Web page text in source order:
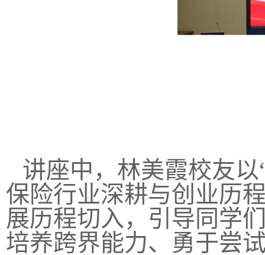
讲座中，林美霞校友
保险行业深耕与创业历
展历程切入，引导同学
培养跨界能力、勇于尝